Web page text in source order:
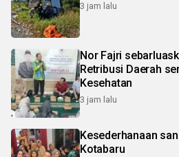
3 jam lalu
Nor Fajri
Retribusi Daerah
Kesehatan
3 jam lalu
Kesederhanaan
Kotabaru